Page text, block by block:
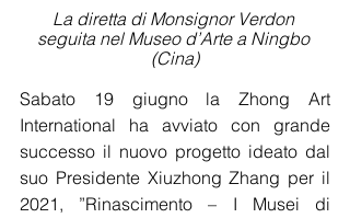
seguita nel Museo d’Arte a Ningbo
(Cina)
Sabato 19 giugno la Zhong Art
International ha avviato con grande
successo il nuovo progetto ideato dal
suo Presidente Xiuzhong Zhang per il
2021, ”Rinascimento – I Musei di